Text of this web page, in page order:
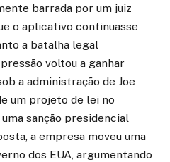
barrada por um juiz
o aplicativo continuasse
a batalha legal
voltou a ganhar
a administração de Joe
um projeto de lei no
sanção presidencial
a empresa moveu uma
dos EUA, argumentando